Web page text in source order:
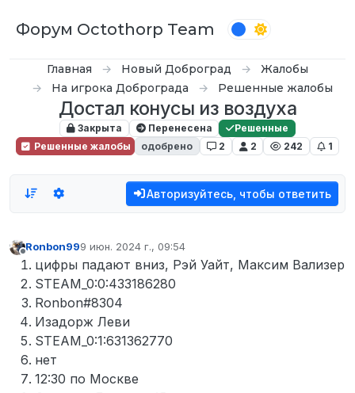
Форум Octothorp Team
Главная Новый Доброград
Жалобы
На игрока Доброграда
Решенные жалобы
Достал конусы из воздуха
Закрыта Перенесена
Решенные
Решенные жалобы
одобрено 2 2 242 1
Авторизуйтесь, чтобы ответить
Не в сети
Ronbon999 июн. 2024 г., 09:54
отредактировано
цифры падают вниз, Рэй Уайт, Максим Вализер
STEAM_0:0:433186280
Ronbon#8304
Изадорж Леви
STEAM_0:1:631362770
нет
12:30 по Москве